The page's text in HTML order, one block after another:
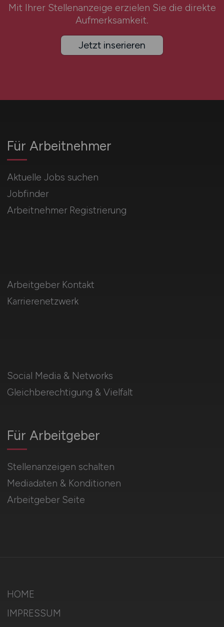
Mit Ihrer Stellenanzeige erzielen Sie die direkte
Aufmerksamkeit.
Jetzt inserieren
Für Arbeitnehmer
Aktuelle Jobs suchen
Jobfinder
Arbeitnehmer Registrierung
Social Media & Networks
Gleichberechtigung & Vielfalt
Für Arbeitgeber
Stellenanzeigen schalten
Mediadaten & Konditionen
Arbeitgeber Seite
Arbeitgeber Kontakt
Karrierenetzwerk
HOME
IMPRESSUM